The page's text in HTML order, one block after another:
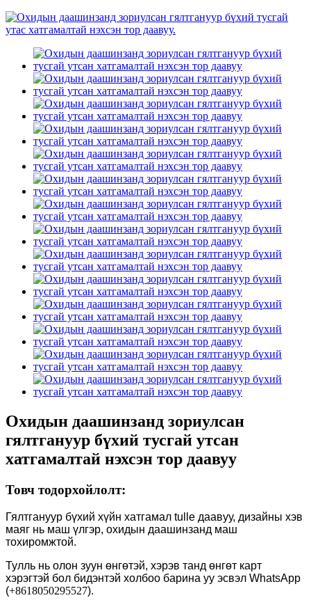
Охидын даашинзанд зориулсан
гялтгануур бүхий тусгай утсан
хатгамалтай нэхсэн тор даавуу
Товч тодорхойлолт:
Гялтгануур бүхий хүйн ​​хатгамал tulle даавуу, дизайны хэв
маяг нь маш үлгэр, охидын даашинзанд маш
тохиромжтой.
Тулль нь олон зуун өнгөтэй, хэрэв танд өнгөт карт
хэрэгтэй бол бидэнтэй холбоо барина уу эсвэл WhatsApp
(+8618050295527).